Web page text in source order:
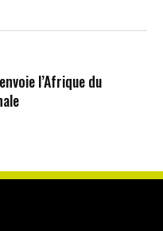
l’Afrique du